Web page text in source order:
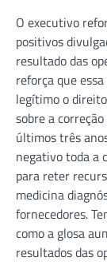
O executivo
positivos
resultado das
reforça que
legítimo o
sobre a
últimos três
negativo toda a
para reter
medicina
fornecedores.
como a glosa
resultados das